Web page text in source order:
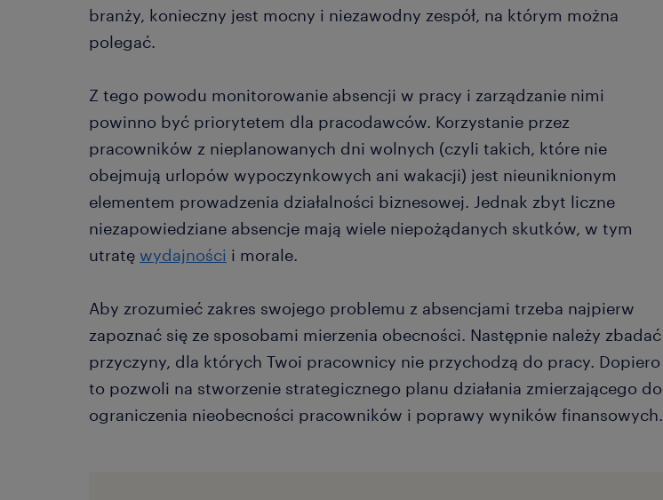
branży, konieczny jest mocny i niezawodny zespół, na którym można
polegać.
Z tego powodu monitorowanie absencji w pracy i zarządzanie nimi
powinno być priorytetem dla pracodawców. Korzystanie przez
pracowników z nieplanowanych dni wolnych (czyli takich, które nie
obejmują urlopów wypoczynkowych ani wakacji) jest nieuniknionym
elementem prowadzenia działalności biznesowej. Jednak zbyt liczne
niezapowiedziane absencje mają wiele niepożądanych skutków, w tym
utratę wydajności i morale.
Aby zrozumieć zakres swojego problemu z absencjami trzeba najpierw
zapoznać się ze sposobami mierzenia obecności. Następnie należy zbadać
przyczyny, dla których Twoi pracownicy nie przychodzą do pracy. Dopiero
to pozwoli na stworzenie strategicznego planu działania zmierzającego do
ograniczenia nieobecności pracowników i poprawy wyników finansowych.